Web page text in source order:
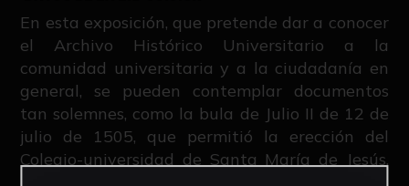
En esta exposición, que pretende dar a conocer
el Archivo Histórico Universitario a la
comunidad universitaria y a la ciudadanía en
general, se pueden contemplar documentos
tan solemnes, como la bula de Julio II de 12 de
julio de 1505, que permitió la erección del
Colegio-universidad de Santa María de Jesús,